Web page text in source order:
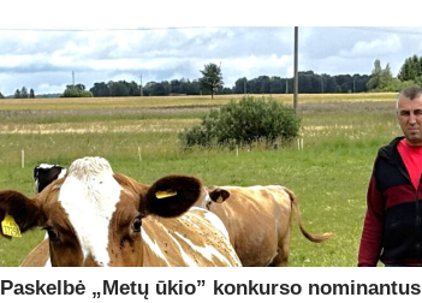
Paskelbė „Metų ūkio” konkurso nominantus